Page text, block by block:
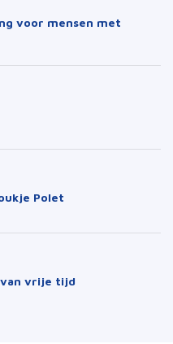
voor mensen met
Polet
van vrije tijd